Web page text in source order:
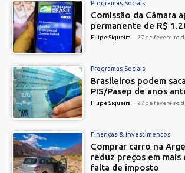
Programas Sociais
Comissão da Câmara
permanente de R$
Filipe Siqueira - 27 de fevereiro
Programas Sociais
Brasileiros podem
PIS/Pasep de anos
Filipe Siqueira - 27 de fevereiro
Finanças & Investimentos
Comprar carro na
reduz preços em mais
falta de imposto